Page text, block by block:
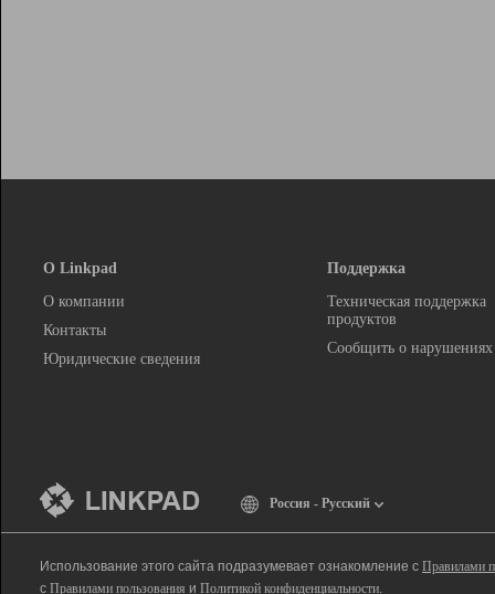
О Linkpad
О компании
Контакты
Юридические сведения
Поддержка
Техническая поддержка
продуктов
Сообщить о нарушениях
Россия - Русский
Использование этого сайта подразумевает ознакомление с Правилами
с Правилами пользования и Политикой конфиденциальности.